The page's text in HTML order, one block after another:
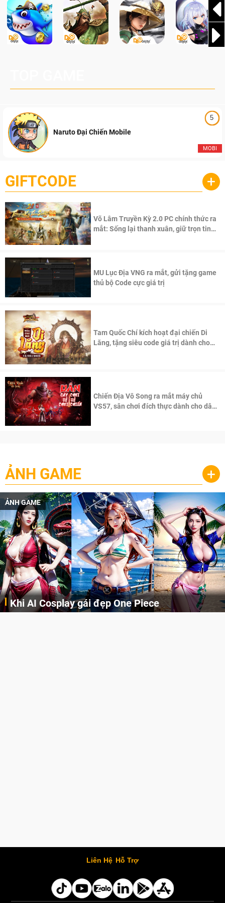
5
MOBI
Naruto Đại Chiến Mobile
GIFTCODE +
Võ Lâm Truyền Kỳ 2.0 PC chính thức ra
mắt: Sống lại thanh xuân, giữ trọn tinh
MU Lục Địa VNG ra mắt, gửi tặng game
thủ bộ Code cực giá trị
Tam Quốc Chí kích hoạt đại chiến Di
Lăng, tặng siêu code giá trị dành cho
Chiến Địa Vô Song ra mắt máy chủ
VS57, sân chơi đích thực dành cho dân
ẢNH GAME +
ẢNH GAME
Khi AI Cosplay gái đẹp One Piece
Liên Hệ Hỗ Trợ